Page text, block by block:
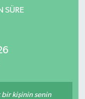
SÜRE
bir kişinin senin